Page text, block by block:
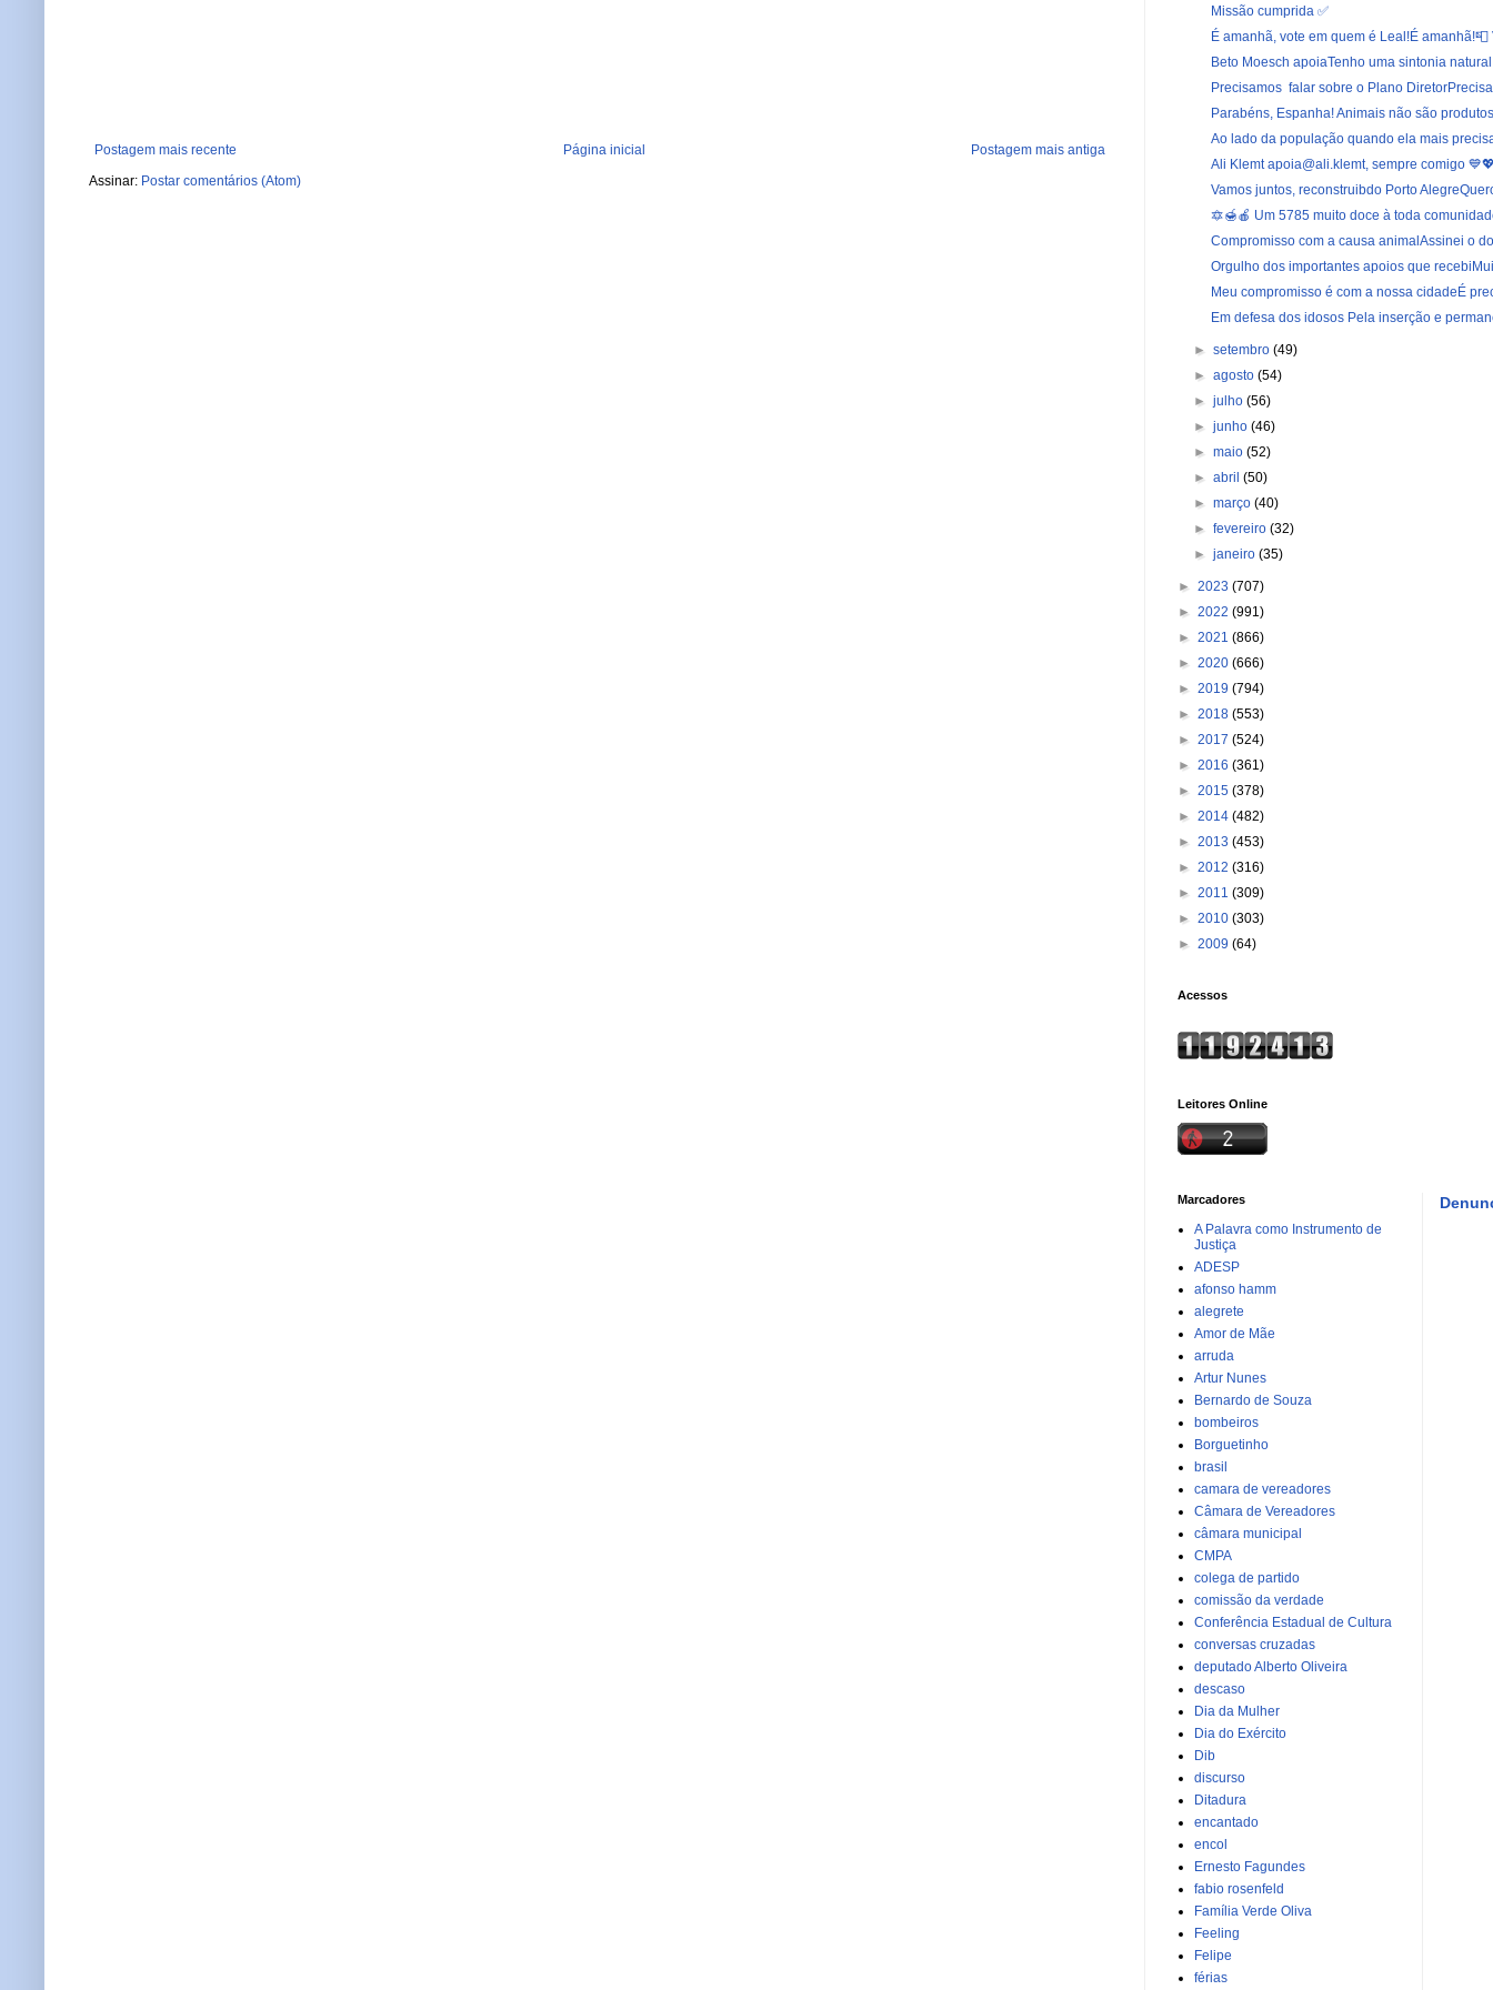
Postagem mais recente Postagem mais antiga
Página inicial
Assinar: Postar comentários (Atom)
Missão cumprida ✅
É amanhã, vote em quem é Leal!É amanhã!📮
Beto Moesch apoiaTenho uma sintonia
Precisamos falar sobre o Plano
Parabéns, Espanha! Animais não são
Ao lado da população quando ela mais
Ali Klemt apoia@ali.klemt, sempre comigo
Vamos juntos, reconstruibdo Porto
🔯🍯🍎 Um 5785 muito doce à toda
Compromisso com a causa animalAssinei o
Orgulho dos importantes apoios que
Meu compromisso é com a nossa cidadeÉ
Em defesa dos idosos Pela inserção e
►setembro(49)
►agosto(54)
►julho(56)
►junho(46)
►maio(52)
►abril(50)
►março(40)
►fevereiro(32)
►janeiro(35)
► 2023 (707)
► 2022 (991)
► 2021 (866)
► 2020 (666)
► 2019 (794)
► 2018 (553)
► 2017 (524)
► 2016 (361)
► 2015 (378)
► 2014 (482)
► 2013 (453)
► 2012 (316)
► 2011 (309)
► 2010 (303)
► 2009 (64)
Acessos
Leitores Online
Marcadores
A Palavra como Instrumento de
Justiça
ADESP
afonso hamm
alegrete
Amor de Mãe
arruda
Artur Nunes
Bernardo de Souza
bombeiros
Borguetinho
brasil
camara de vereadores
Câmara de Vereadores
câmara municipal
CMPA
colega de partido
comissão da verdade
Conferência Estadual de Cultura
conversas cruzadas
deputado Alberto Oliveira
descaso
Dia da Mulher
Dia do Exército
Dib
discurso
Ditadura
encantado
encol
Ernesto Fagundes
fabio rosenfeld
Família Verde Oliva
Feeling
Felipe
férias